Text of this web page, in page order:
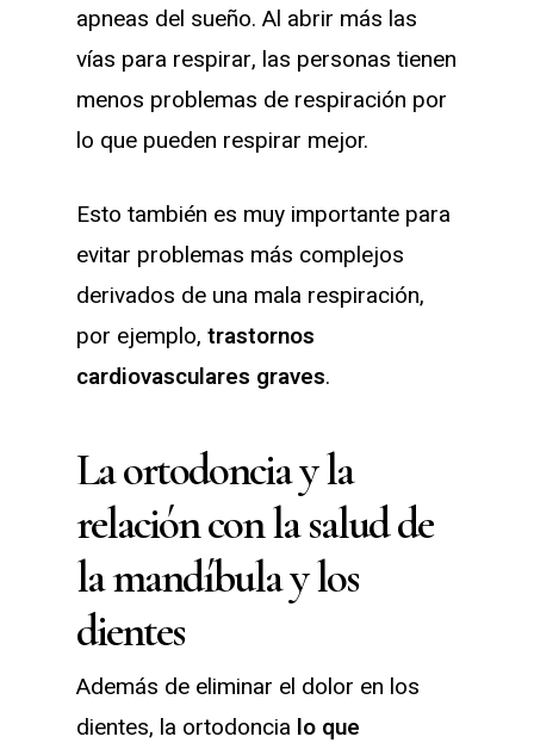
apneas del sueño. Al abrir más las
vías para respirar, las personas tienen
menos problemas de respiración por
lo que pueden respirar mejor.
Esto también es muy importante para
evitar problemas más complejos
derivados de una mala respiración,
por ejemplo, trastornos
cardiovasculares graves.
La ortodoncia y la
relación con la salud de
la mandíbula y los
dientes
Además de eliminar el dolor en los
dientes, la ortodoncia lo que